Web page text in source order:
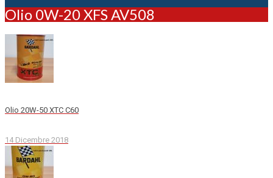
Olio 0W-20 XFS AV508
Olio 20W-50 XTC C60
14 Dicembre 2018